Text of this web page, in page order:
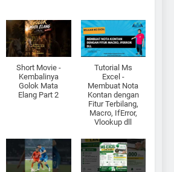
Short Movie -
Kembalinya
Golok Mata
Elang Part 2
Tutorial Ms
Excel -
Membuat Nota
Kontan dengan
Fitur Terbilang,
Macro, IfError,
Vlookup dll